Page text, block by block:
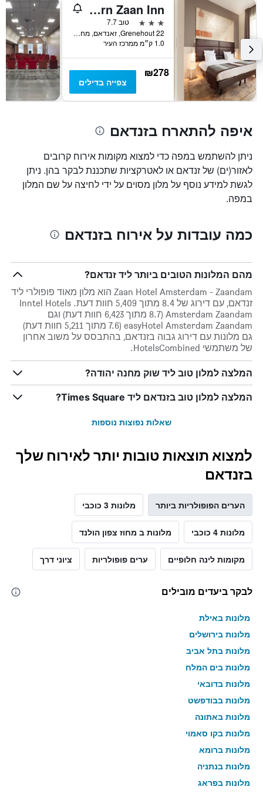
Best Western Zaan Inn
3 כוכבים
טוב 7.7
Grenehout 22, זאנדאם, מחוז צפון הולנד, הולנד
1.0 ק״מ ממרכז העיר
₪278
צפייה בדילים
איפה להתארח בזנדאם
ניתן להשתמש במפה כדי למצוא מקומות אירוח קרובים
לאזור(ים) של זנדאם או לאטרקציות שתכננת לבקר בהן. ניתן
לגשת למידע נוסף על מלון מסוים על ידי לחיצה על שם המלון
במפה.
כמה עובדות על אירוח בזנדאם
מהם המלונות הטובים ביותר ליד זנדאם?
Zaan Hotel Amsterdam - Zaandam הוא מלון מאוד פופולרי ליד
זנדאם, עם דירוג של 8.4 מתוך 5,409 חוות דעת. Inntel Hotels
Amsterdam Zaandam (8.7 מתוך 6,423 חוות דעת) וגם
easyHotel Amsterdam Zaandam (7.6 מתוך 5,211 חוות דעת)
גם מלונות עם דירוג גבוה בזנדאם, בהתבסס על משוב אחרון
של משתמשי HotelsCombined.
המלצה למלון טוב ליד שוק מחנה יהודה?
המלצה למלון טוב בזנדאם ליד Times Square?
שאלות נפוצות נוספות
למצוא תוצאות טובות יותר לאירוח שלך
בזנדאם
הערים הפופולריות ביותר מלונות 3 כוכבי
מלונות 4 כוכבי מלונות ב מחוז צפון הולנד
מקומות לינה חלופיים ערים פופולריות ציוני דרך
לבקר ביעדים מובילים
מלונות באילת
מלונות בירושלים
מלונות בתל אביב
מלונות בים המלח
מלונות בדובאי
מלונות בבודפשט
מלונות באתונה
מלונות בקו סאמוי
מלונות ברומא
מלונות בנתניה
מלונות בפראג